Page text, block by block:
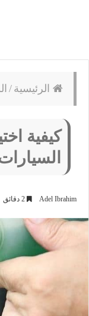
الرئيسية /
كيفية
السيارات
Adel Ibrahim